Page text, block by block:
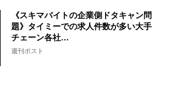
《スキマバイトの企業側ドタキャン問
題》タイミーでの求人件数が多い大手
チェーン各社…
週刊ポスト